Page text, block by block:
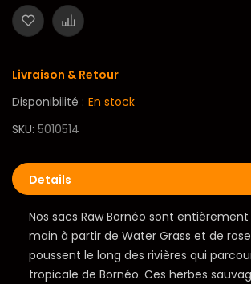
Livraison & Retour
Disponibilité : En stock
SKU 5010514
Details
Nos sacs Raw Bornéo sont entièrement
main à partir de Water Grass et de
poussent le long des rivières qui
tropicale de Bornéo. Ces herbes